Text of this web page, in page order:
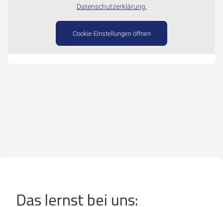
Datenschutzerklärung.
Cookie-Einstellungen öffnen
Das lernst bei uns: